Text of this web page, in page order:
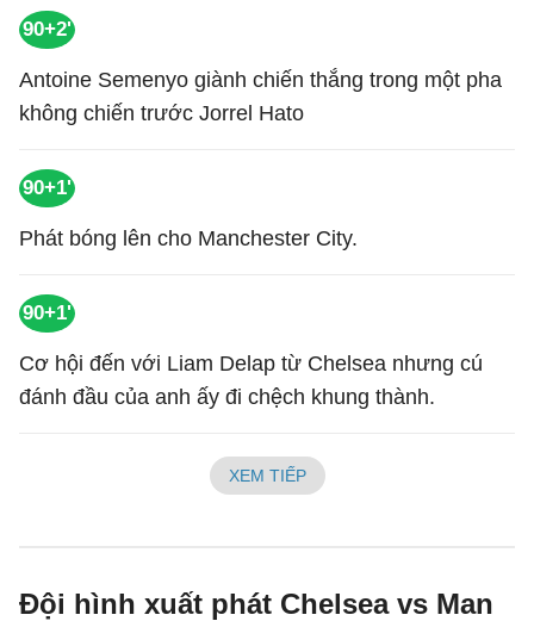
90+2'
Antoine Semenyo giành chiến thắng trong một pha
không chiến trước Jorrel Hato
90+1'
Phát bóng lên cho Manchester City.
90+1'
Cơ hội đến với Liam Delap từ Chelsea nhưng cú
đánh đầu của anh ấy đi chệch khung thành.
XEM TIẾP
Đội hình xuất phát Chelsea vs Man